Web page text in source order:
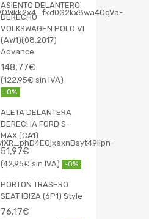
ASIENTO DELANTERO
DERECHO
VOLKSWAGEN POLO VI
(AW1)(08.2017)
Advance
148,77€
122,95€
-0%
ALETA DELANTERA
DERECHA FORD S-
MAX (CA1)
51,97€
42,95€ -0%
PORTON TRASERO
SEAT IBIZA (6P1) Style
76,17€